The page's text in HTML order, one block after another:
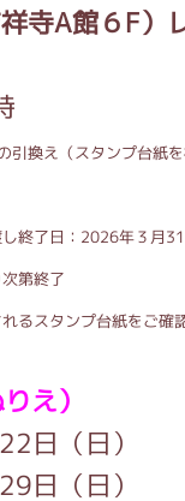
寺A館６F）
換え（スタンプ台紙
終了日：2026年３月
第終了
るスタンプ台紙をご確
え）
日（日）
（日）